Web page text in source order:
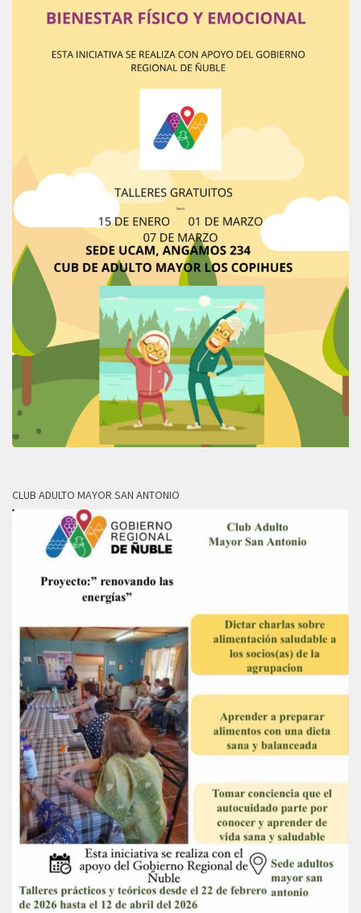
CLUB ADULTO MAYOR SAN ANTONIO